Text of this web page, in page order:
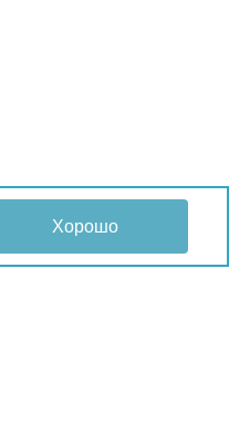
Хорошо